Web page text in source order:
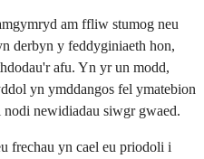
am ffliw stumog neu
derbyn y feddyginiaeth hon,
afu. Yn yr un modd,
yn ymddangos fel ymatebion
newidiadau siwgr gwaed.
frechau yn cael eu priodoli i